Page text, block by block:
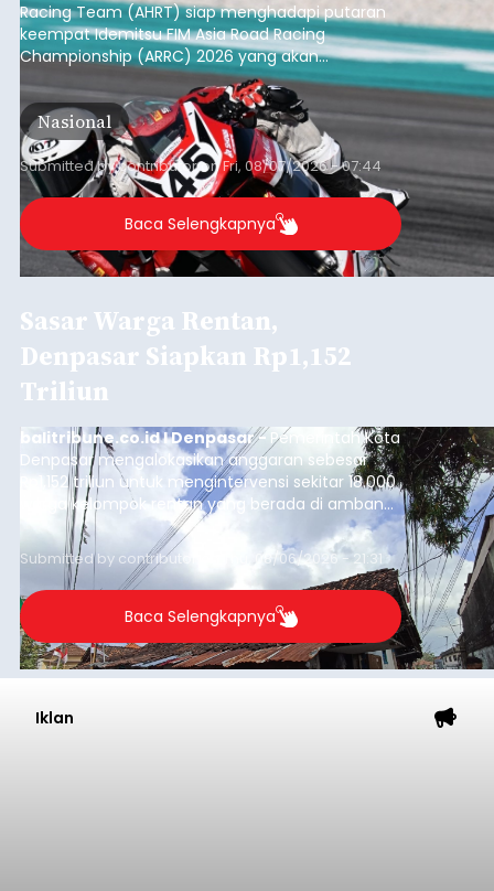
Racing Team (AHRT) siap menghadapi putaran
keempat Idemitsu FIM Asia Road Racing
Championship (ARRC) 2026 yang akan
berlangsung di Pertamina Mandalika
International Circuit, Lombok, Nusa Tenggara
Barat, pada 7–9 Agustus 2026.
Nasional
Submitted bycontributoronFri, 08/07/2026 - 07:44
Baca Selengkapnya
Sasar Warga Rentan,
Denpasar Siapkan Rp1,152
Triliun
balitribune.co.id I Denpasar - Pemerintah Kota
Denpasar mengalokasikan anggaran sebesar
Rp1,152 triliun untuk mengintervensi sekitar 18.000
warga kelompok rentan yang berada di ambang
garis kemiskinan. Langkah strategis ini diambil
guna menjaga masyarakat yang berada pada
kelompok desil 5 dan 6 tersebut agar tidak
merosot ke kategori miskin.
Submitted by contributor Thu, 08/06/2026 - 21:31
Baca Selengkapnya
Iklan